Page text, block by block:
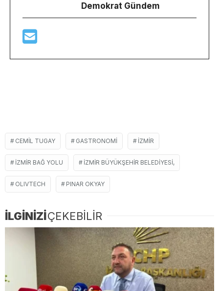
Demokrat Gündem
CEMIL TUGAY GASTRONOMI İZMIR
İZMIR BAĞ YOLU İZMIR BÜYÜKŞEHIR BELEDIYESI,
OLIVTECH PINAR OKYAY
İLGİNİZİÇEKEBİLİR